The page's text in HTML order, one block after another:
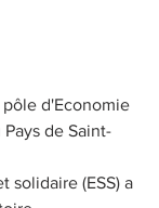
pôle d'Economie
de Saint-
solidaire (ESS) a